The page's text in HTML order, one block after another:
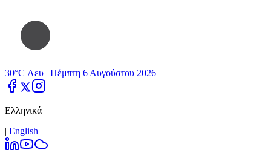
30°C Λευ | Πέμπτη 6 Αυγούστου 2026
Ελληνικά
| Εnglish